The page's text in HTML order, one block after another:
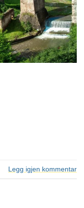
Legg igjen kommentar